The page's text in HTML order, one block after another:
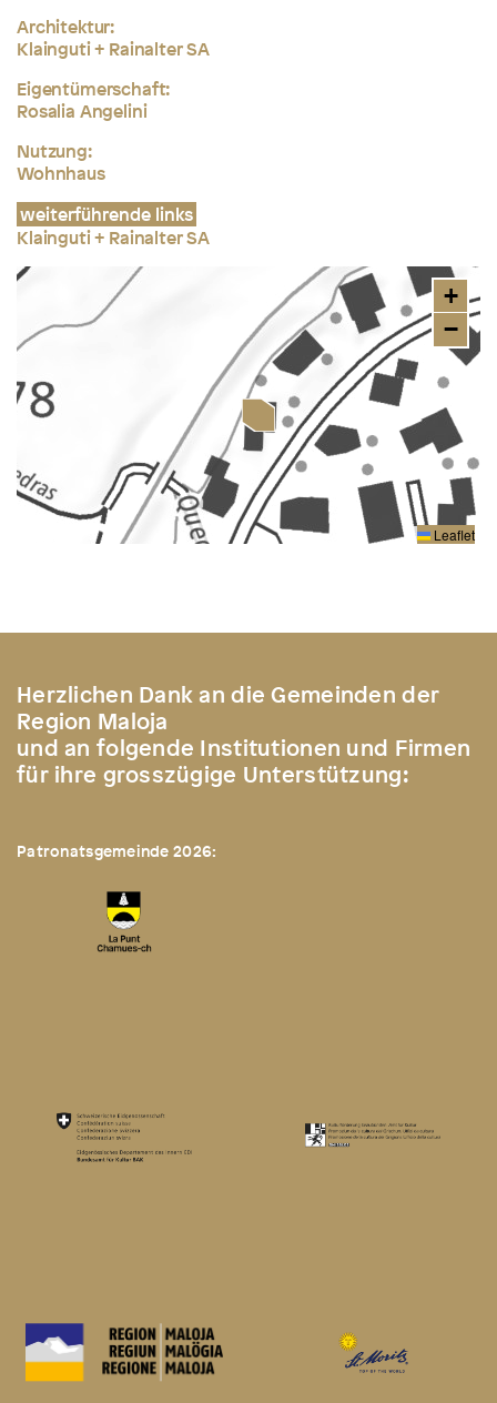
Architektur:
Klainguti + Rainalter SA
Eigentümerschaft:
Rosalia Angelini
Nutzung:
Wohnhaus
weiterführende links
Klainguti + Rainalter SA
+
−
Leaflet
Herzlichen Dank an die Gemeinden der
Region Maloja
und an folgende Institutionen und Firmen
für ihre grosszügige Unterstützung:
Patronatsgemeinde 2026: